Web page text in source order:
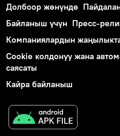
Долбоор жөнүндө
Байланыш үчүн Пресс-
Компаниялардын
Cookie колдонуу жана
саясаты
Кайра байланыш